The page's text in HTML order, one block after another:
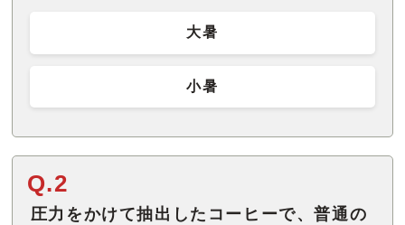
大暑
小暑
Q.2
圧力をかけて抽出したコーヒーで、普通の